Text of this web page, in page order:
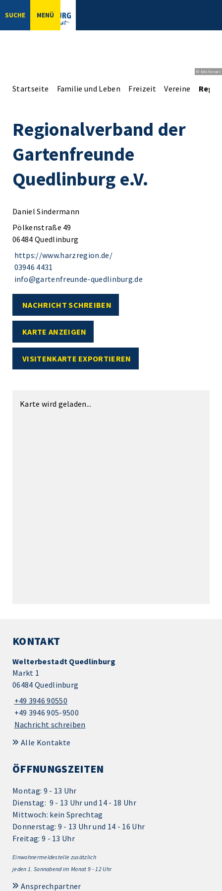
SUCHE MENÜ
© bbsferrari
Startseite Familie und Leben Freizeit Vereine
Regionalverband der
Gartenfreunde
Quedlinburg e.V.
Daniel Sindermann
Pölkenstraße 49
06484 Quedlinburg
https://www.harzregion.de/
03946 4431
info@gartenfreunde-quedlinburg.de
NACHRICHT SCHREIBEN
KARTE ANZEIGEN
VISITENKARTE EXPORTIEREN
Karte wird geladen...
KONTAKT
Welterbestadt Quedlinburg
Markt 1
06484 Quedlinburg
+49 3946 90550
+49 3946 905-9500
Nachricht schreiben
Alle Kontakte
ÖFFNUNGSZEITEN
Montag: 9 - 13 Uhr
Dienstag: 9 - 13 Uhr und 14 - 18 Uhr
Mittwoch: kein Sprechtag
Donnerstag: 9 - 13 Uhr und 14 - 16 Uhr
Freitag: 9 - 13 Uhr
Einwohnermeldestelle zusätzlich
jeden 1. Sonnabend im Monat 9 - 12 Uhr
Ansprechpartner